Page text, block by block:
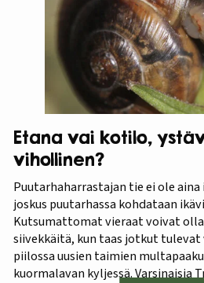
Etana vai kotilo,
vihollinen?
Puutarhaharrastajan tie ei ole aina
joskus puutarhassa kohdataan
Kutsumattomat vieraat voivat
siivekkäitä, kun taas jotkut
piilossa uusien taimien
kuormalavan kyljessä. Varsinaisia